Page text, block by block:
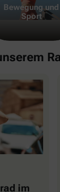
Bewegung und
Sport
im